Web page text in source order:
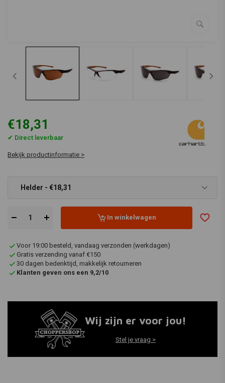
€18,31
✔ Direct leverbaar
Bekijk productinformatie >
Helder - €18,31
In winkelwagen
Voor 19:00 besteld, vandaag verzonden (werkdagen)
Gratis verzending vanaf €150
30 dagen bedenktijd, makkelijk retourneren
Klanten geven ons een 9,2/10
Wij zijn er voor jou!
Stel je vraag >